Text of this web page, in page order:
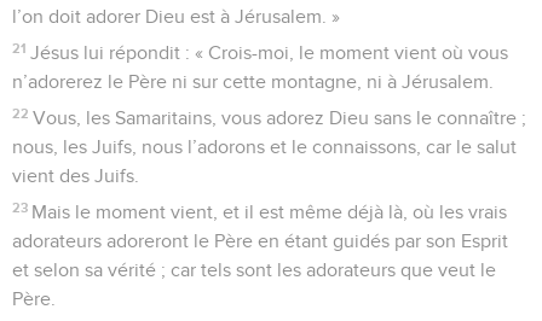
l’on doit adorer Dieu est à Jérusalem. »
21 Jésus lui répondit : « Crois-moi, le moment vient où vous
n’adorerez le Père ni sur cette montagne, ni à Jérusalem.
22 Vous, les Samaritains, vous adorez Dieu sans le connaître ;
nous, les Juifs, nous l’adorons et le connaissons, car le salut
vient des Juifs.
23 Mais le moment vient, et il est même déjà là, où les vrais
adorateurs adoreront le Père en étant guidés par son Esprit
et selon sa vérité ; car tels sont les adorateurs que veut le
Père.